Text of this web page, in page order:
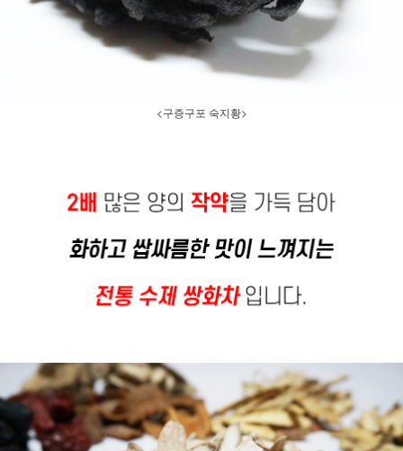
<구증구포 숙지황>